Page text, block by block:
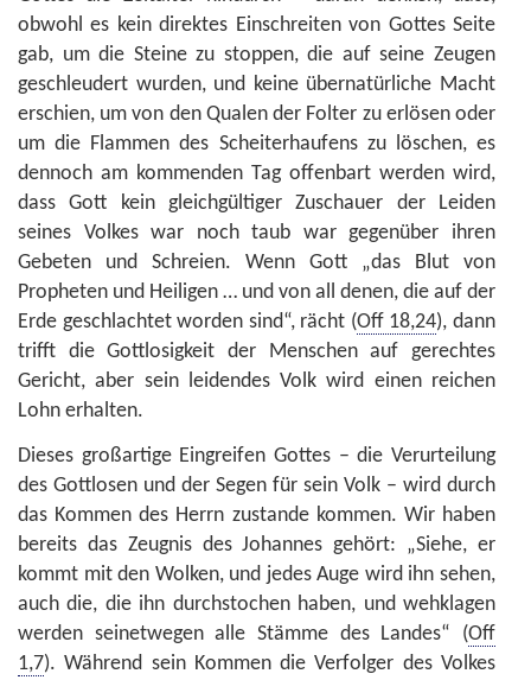
obwohl es kein direktes Einschreiten von Gottes Seite
gab, um die Steine zu stoppen, die auf seine Zeugen
geschleudert wurden, und keine übernatürliche Macht
erschien, um von den Qualen der Folter zu erlösen oder
um die Flammen des Scheiterhaufens zu löschen, es
dennoch am kommenden Tag offenbart werden wird,
dass Gott kein gleichgültiger Zuschauer der Leiden
seines Volkes war noch taub war gegenüber ihren
Gebeten und Schreien. Wenn Gott „das Blut von
Propheten und Heiligen … und von all denen, die auf der
Erde geschlachtet worden sind“, rächt (Off 18,24), dann
trifft die Gottlosigkeit der Menschen auf gerechtes
Gericht, aber sein leidendes Volk wird einen reichen
Lohn erhalten.
Dieses großartige Eingreifen Gottes – die Verurteilung
des Gottlosen und der Segen für sein Volk – wird durch
das Kommen des Herrn zustande kommen. Wir haben
bereits das Zeugnis des Johannes gehört: „Siehe, er
kommt mit den Wolken, und jedes Auge wird ihn sehen,
auch die, die ihn durchstochen haben, und wehklagen
werden seinetwegen alle Stämme des Landes“ (Off
1,7). Während sein Kommen die Verfolger des Volkes